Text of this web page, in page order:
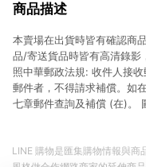
商品描述
本賣場在出貨時皆有確認商
品/寄送貨品時皆有高清錄影
照中華郵政法規: 收件人接
郵件者，不得請求補償。如
七章郵件查詢及補償 (在)。
LINE 購物是匯集購物情報與商